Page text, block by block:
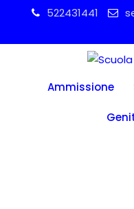
content
522431441
Ammissione